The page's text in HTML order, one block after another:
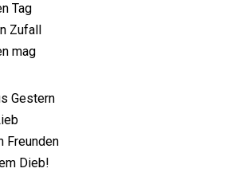
Tag
Zufall
mag
Gestern
Freunden
Dieb!